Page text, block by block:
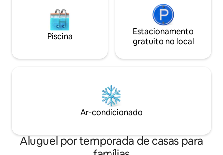
várias pessoas estão disponíveis, para
que você possa usá-las sem custo
adicional. -
por isso, entre
anfitrião se você
reserva ^ ^★
Piscina
Estacionamento
gratuito no local
Ar-condicionado
Aluguel por temporada de casas para